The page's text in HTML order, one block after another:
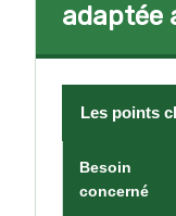
adaptée
Les points
Besoin
concerné